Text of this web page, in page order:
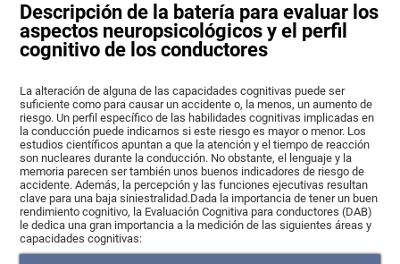
Descripción de la batería para evaluar los
aspectos neuropsicológicos y el perfil
cognitivo de los conductores
La alteración de alguna de las capacidades cognitivas puede ser
suficiente como para causar un accidente o, la menos, un aumento de
riesgo. Un perfil específico de las habilidades cognitivas implicadas en
la conducción puede indicarnos si este riesgo es mayor o menor. Los
estudios científicos apuntan a que la atención y el tiempo de reacción
son nucleares durante la conducción. No obstante, el lenguaje y la
memoria parecen ser también unos buenos indicadores de riesgo de
accidente. Además, la percepción y las funciones ejecutivas resultan
clave para una baja siniestralidad.Dada la importancia de tener un buen
rendimiento cognitivo, la Evaluación Cognitiva para conductores (DAB)
le dedica una gran importancia a la medición de las siguientes áreas y
capacidades cognitivas: